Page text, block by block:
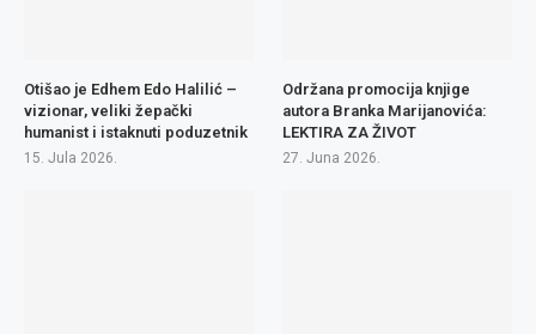
Otišao je Edhem Edo Halilić –
vizionar, veliki žepački
humanist i istaknuti poduzetnik
15. Jula 2026.
Održana promocija knjige
autora Branka Marijanovića:
LEKTIRA ZA ŽIVOT
27. Juna 2026.